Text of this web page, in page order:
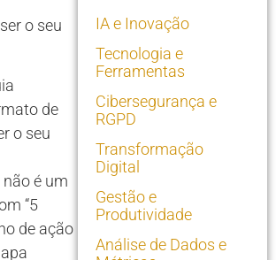
o seu
de
o seu
não é um
“5
de ação
IA e Inovação
Tecnologia e
Ferramentas
Cibersegurança e
RGPD
Transformação
Digital
Gestão e
Produtividade
Análise de Dados e